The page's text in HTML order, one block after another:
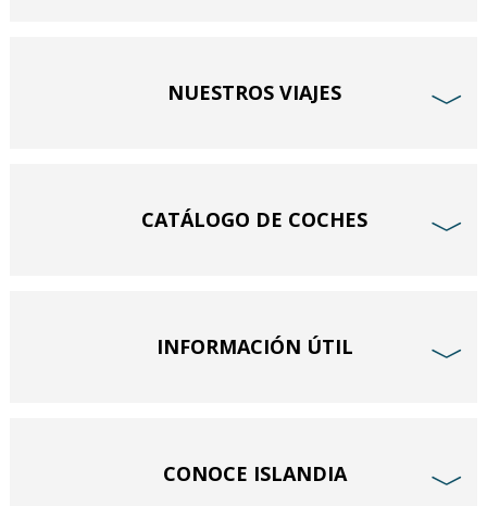
NUESTROS VIAJES ﹀
CATÁLOGO DE COCHES ﹀
INFORMACIÓN ÚTIL ﹀
CONOCE ISLANDIA ﹀